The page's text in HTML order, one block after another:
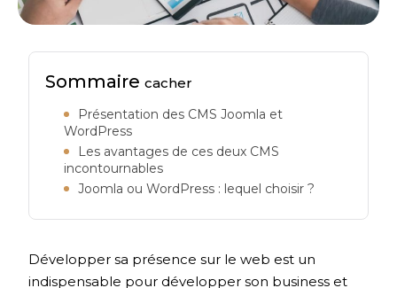
Sommairecacher
Présentation des CMS Joomla et
WordPress
Les avantages de ces deux CMS
incontournables
Joomla ou WordPress : lequel choisir ?
Développer sa présence sur le web est un
indispensable pour développer son business et